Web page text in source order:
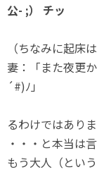
公- ;） チッ
（ちなみに起床
妻：「また夜更
´#)ﾉ」
（注
るわけではありま
・・・と本当は
もう大人（とい